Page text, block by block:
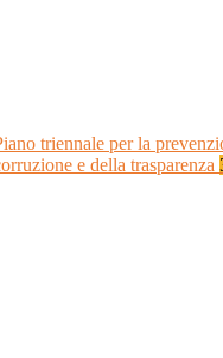
triennale per la
e della trasparenza